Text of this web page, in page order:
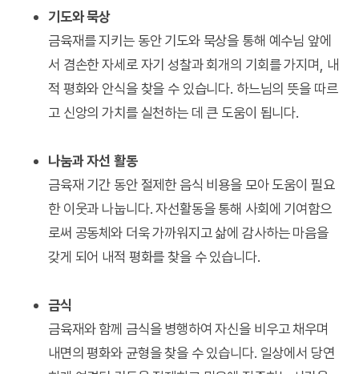
기도와 묵상
금육재를 지키는 동안 기도와 묵상을 통해 예수님 앞에
서 겸손한 자세로 자기 성찰과 회개의 기회를 가지며, 내
적 평화와 안식을 찾을 수 있습니다. 하느님의 뜻을 따르
고 신앙의 가치를 실천하는 데 큰 도움이 됩니다.
나눔과 자선 활동
금육재 기간 동안 절제한 음식 비용을 모아 도움이 필요
한 이웃과 나눕니다. 자선활동을 통해 사회에 기여함으
로써 공동체와 더욱 가까워지고 삶에 감사하는 마음을
갖게 되어 내적 평화를 찾을 수 있습니다.
금식
금육재와 함께 금식을 병행하여 자신을 비우고 채우며
내면의 평화와 균형을 찾을 수 있습니다. 일상에서 당연